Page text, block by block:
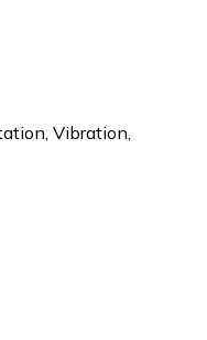
Vibration